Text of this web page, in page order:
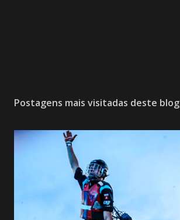
Postagens mais visitadas deste blog